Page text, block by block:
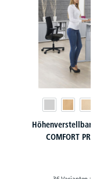
Höhenverstellbare
COMFORT